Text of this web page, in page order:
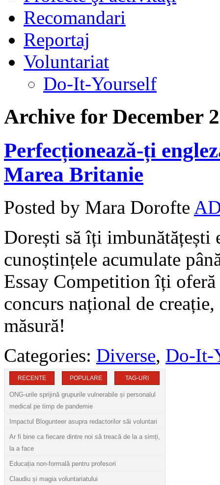
Recomandari
Reportaj
Voluntariat
Do-It-Yourself
Archive for December
Perfecționează-ți
Marea Britanie
Posted by Mara Dorofte
Dorești să îți imbunătățești
cunoștințele acumulate
Essay Competition îți oferă
concurs național de
măsură!
Categories: Diverse, Do-It-
RECENTE POPULARE TAG-URI
ONG-urile sprijină grupurile vulnerabile și personalul
medical pe timp de pandemie
Impactul Blogunteer asupra redactorilor săi voluntari
Ar fi bine ca fiecare dintre noi să treacă de la a simți,
la a face
Educația non-formală pentru profesori
Claudiu și magia voluntariatului